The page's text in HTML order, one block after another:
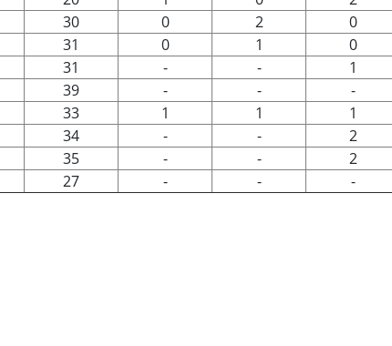
30 0 2 0
31 0 1 0
31 - - 1
39 - - -
33 1 1 1
34 - - 2
35 - - 2
27 - - -